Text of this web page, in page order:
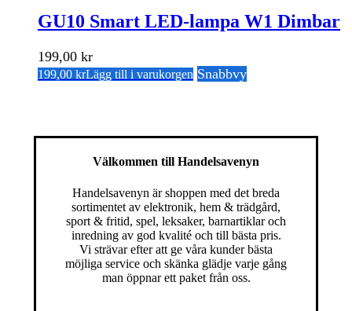
GU10 Smart LED-lampa W1 Dimbar
199,00 kr
199,00 krLägg till i varukorgen Snabbvy
Välkommen till Handelsavenyn
Handelsavenyn är shoppen med det breda
sortimentet av elektronik, hem & trädgård,
sport & fritid, spel, leksaker, barnartiklar och
inredning av god kvalité och till bästa pris.
Vi strävar efter att ge våra kunder bästa
möjliga service och skänka glädje varje gång
man öppnar ett paket från oss.